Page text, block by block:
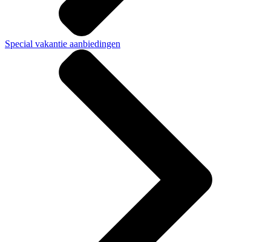
Special vakantie aanbiedingen